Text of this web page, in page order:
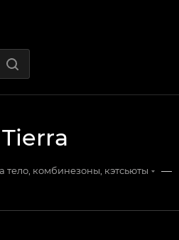
тело, комбинезоны, кэтсьюты —